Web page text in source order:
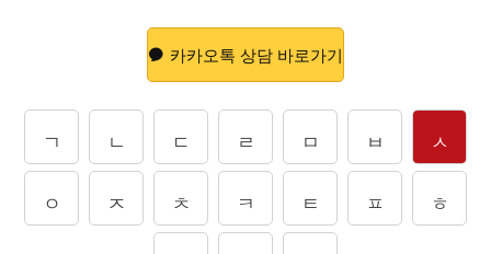
카카오톡 상담 바로가기
ㄱ ㄴ ㄷ ㄹ ㅁ ㅂ ㅅ
ㅇ ㅈ ㅊ ㅋ ㅌ ㅍ ㅎ